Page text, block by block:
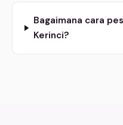
Bagaimana cara
Kerinci?